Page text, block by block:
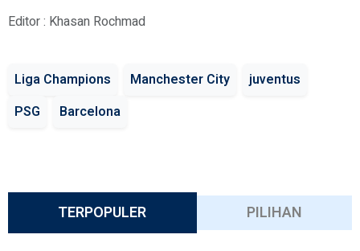
Editor : Khasan Rochmad
Liga Champions Manchester City
juventus
PSG
Barcelona
TERPOPULER PILIHAN